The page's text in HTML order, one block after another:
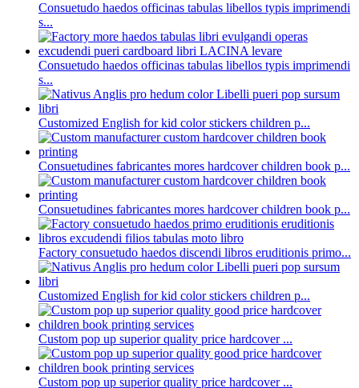
Consuetudo haedos officinas tabulas libellos typis imprimendi
s...
Consuetudo haedos officinas tabulas libellos typis imprimendi
s...
Customized English for kid color stickers children p...
Consuetudines fabricantes mores hardcover children book p...
Consuetudines fabricantes mores hardcover children book p...
Factory consuetudo haedos discendi libros eruditionis primo...
Customized English for kid color stickers children p...
Custom pop up superior quality price hardcover ...
Custom pop up superior quality price hardcover ...